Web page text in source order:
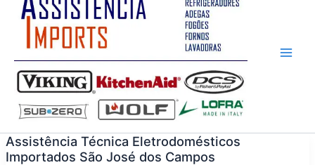
Assistência Técnica Eletrodomésticos
Importados São José dos Campos